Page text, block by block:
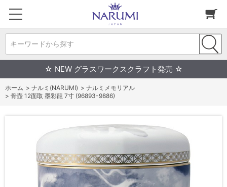
キーワードから探す
☆ NEW グラスワークスクラフト発売 ☆
ホーム > ナルミ(NARUMI) > ナルミメモリアル
> 骨壺 12面取 墨彩龍 7寸 (96893-9886)